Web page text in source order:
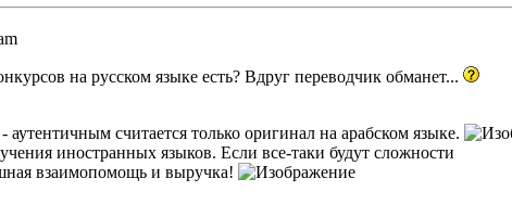
на русском языке есть? Вдруг переводчик обманет...
считается только оригинал на арабском языке.
иностранных языков. Если все-таки будут сложности
взаимопомощь и выручка!